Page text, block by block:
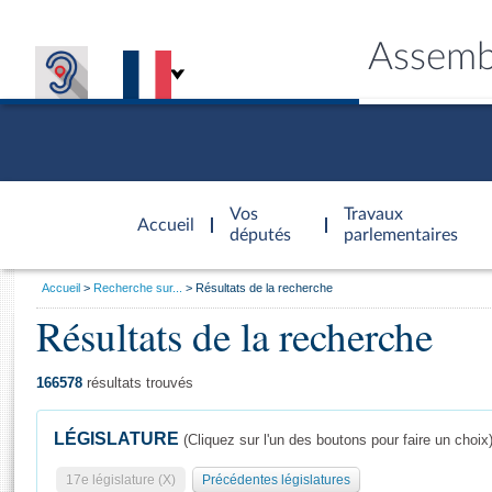
Accueil
d'accueil
Vos
députés
Travaux
parlementaires
Général
Vous
Accueil Recherche sur... Résultats de la recherche
Résultats de la recherche
166578 résultats trouvés
LÉGISLATURE (Cliquez sur l'un des boutons pour faire un choix)
17e législature (X) Précédentes législatures